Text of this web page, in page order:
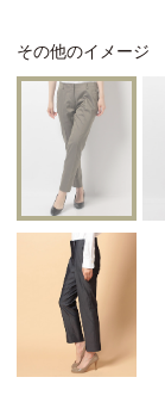
その他のイメージ